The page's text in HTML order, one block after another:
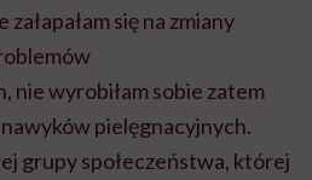
się na zmiany
nie wyrobiłam sobie zatem
pielęgnacyjnych.
grupy społeczeństwa, której